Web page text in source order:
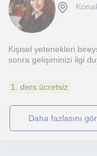
Kişisel yetenekleri
sonra gelişiminizi ilgi
1. ders ücretsiz
daha fazlasını gör